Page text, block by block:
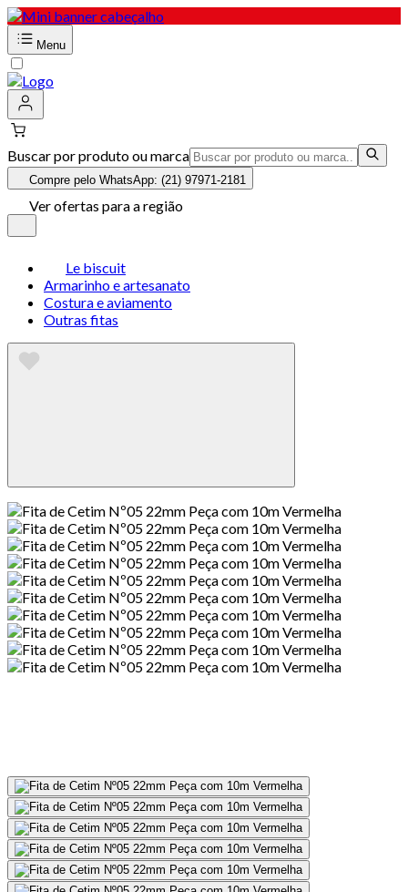
Menu
Buscar por produto ou marca
Compre pelo WhatsApp: (21) 97971-2181
Ver ofertas para a região
Le biscuit
Armarinho e artesanato
Costura e aviamento
Outras fitas